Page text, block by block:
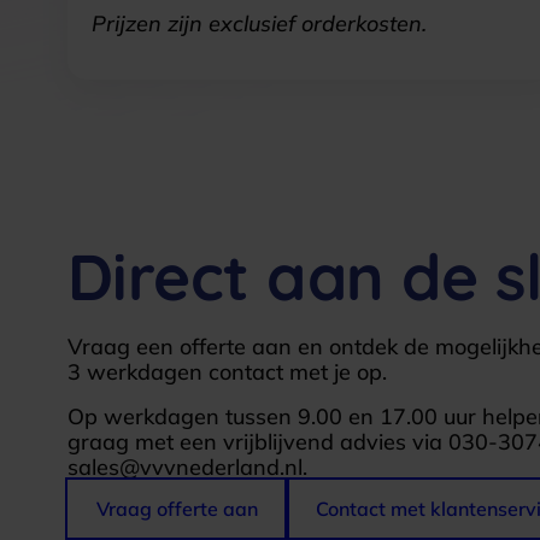
Prijzen zijn exclusief orderkosten.
Direct aan de
Vraag een offerte aan en ontdek de
3 werkdagen contact met je op.
Op werkdagen tussen 9.00 en 17.00 uur
graag met een vrijblijvend advies via 030-
sales@vvvnederland.nl.
Vraag offerte aan Contact met